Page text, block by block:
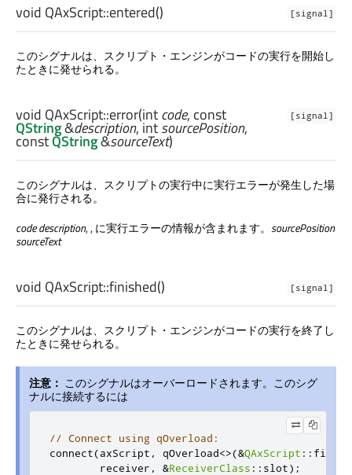
[signal]
void QAxScript::entered()
このシグナルは、スクリプト・エンジンがコードの実行を開始し
たときに発せられる。
[signal]
void QAxScript::error(intcode, const
QString&description,intsourcePosition,
constQString&sourceText)
このシグナルは、スクリプトの実行中に実行エラーが発生した場
合に発行される。
codedescription, , に実行エラーの情報が含まれます。 sourcePosition
sourceText
[signal]
void QAxScript::finished()
このシグナルは、スクリプト・エンジンがコードの実行を終了し
たときに発せられる。
注意： このシグナルはオーバーロードされます。このシグ
ナルに接続するには
// Connect using qOverload:
connect(axScript , qOverload<>(&QAxScript ::
        receiver
, &ReceiverClass :: slot);